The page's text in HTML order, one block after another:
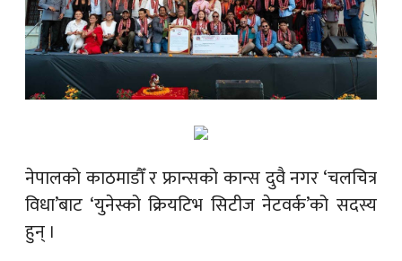
नेपालको काठमाडौँ र फ्रान्सको कान्स दुवै नगर ‘चलचित्र
विधा’बाट ‘युनेस्को क्रियटिभ सिटीज नेटवर्क’को सदस्य
हुन् ।